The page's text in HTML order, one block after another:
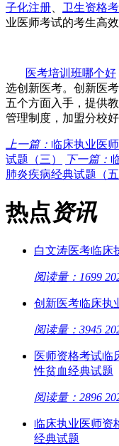
子化注册
卫生资格
业医师考试的考生高效
医考培训班哪个好
选创新医考。创新医
五个方面入手，提供
管理制度，加盟分校
上一篇： 临床执业医
试题（三）
下一篇：
肺炎疾病经典试题（五
热点资讯
白文涛医考临床
阅读量：1699
创新医考临床执
阅读量：3945
医师资格考试临
性贫血经典试题
阅读量：2896
临床执业医师资
经典试题